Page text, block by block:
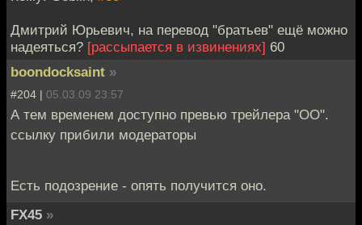
Дмитрий Юрьевич, на перевод "братьев" ещё можно
надеяться? [рассыпается в извинениях] 60
boondocksaint »
#204 | 05.03.09 23:57
А тем временем доступно превью трейлера "ОО".
ссылку прибили модераторы
Есть подозрение - опять получится оно.
FX45 »